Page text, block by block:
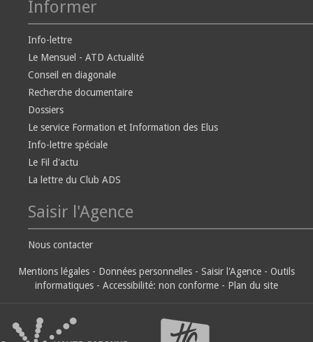
Informer
Info-lettre
Le Mensuel - ATD Actualité
Conseil en diagonale
Recherche documentaire
Dossiers
Le service Formation et Information des Elus
Info-lettre spéciale
Le Fil d'actu
La lettre du Club ADS
Saisir l'Agence
Nous contacter
Mentions légales - Données personnelles - Saisir l'Agence - Outils
informatiques - Accessibilité: non conforme - Plan du site